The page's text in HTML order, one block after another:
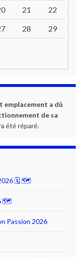
21 22
28 29
emplacement a dû
de sa
été réparé.
2026 🗓 🗺
🗺
Passion 2026